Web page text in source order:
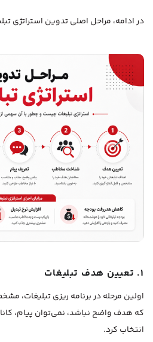
در ادامه، مراحل اصلی تدوین استراتژی
۱. تعیین هدف تبلیغات
اولین مرحله در برنامه ریزی تبلیغات،
که هدف واضح نباشد، نمی‌توان پیام،
انتخاب کرد.